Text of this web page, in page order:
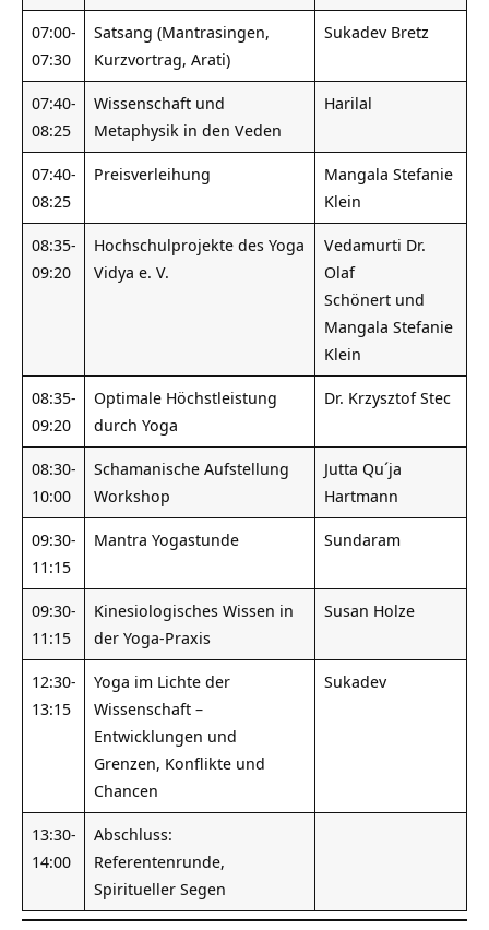
07:00-
07:30
Satsang (Mantrasingen,
Kurzvortrag, Arati)
Sukadev Bretz
07:40-
08:25
Wissenschaft und
Metaphysik in den Veden
Harilal
07:40-
08:25
Preisverleihung
Mangala Stefanie
Klein
08:35-
09:20
Hochschulprojekte des Yoga
Vidya e. V.
Vedamurti Dr.
Olaf
Schönert und
Mangala Stefanie
Klein
08:35-
09:20
Optimale Höchstleistung
durch Yoga
Dr. Krzysztof Stec
08:30-
10:00
Schamanische Aufstellung
Workshop
Jutta Qu´ja
Hartmann
09:30-
11:15
Mantra Yogastunde Sundaram
09:30-
11:15
Kinesiologisches Wissen in
der Yoga-Praxis
Susan Holze
12:30-
13:15
Yoga im Lichte der
Wissenschaft –
Entwicklungen und
Grenzen, Konflikte und
Chancen
Sukadev
13:30-
14:00
Abschluss:
Referentenrunde,
Spiritueller Segen